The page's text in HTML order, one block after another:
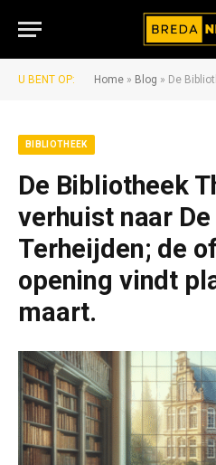
U BENT OP: Home » Blog » De Bibliotheek Theek
BIBLIOTHEEK
De Bibliotheek
verhuist naar De
Terheijden; de
opening vindt
maart.